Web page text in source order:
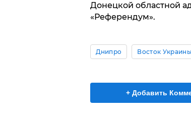
Донецкой областной
«Референдум».
Днипро Восток Украины
+ Добавить